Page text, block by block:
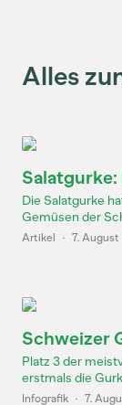
Alles
Die Salatgurke
Gemüsen der
Artikel · 7.
Schweizer
Platz 3 der
erstmals die
Infografik · 7.